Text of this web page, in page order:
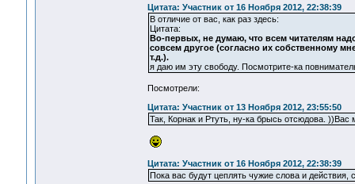
Цитата: Участник от 16 Ноября 2012, 22:38:39
В отличие от вас, как раз здесь:
Цитата:
Во-первых, не думаю, что всем читателям
совсем другое (согласно их собственному
т.д.).
я даю им эту свободу. Посмотрите-ка
Посмотрели:
Цитата: Участник от 13 Ноября 2012, 23:55:50
Так, Корнак и Ртуть, ну-ка брысь отсюдова.
Цитата: Участник от 16 Ноября 2012, 22:38:39
Пока вас будут цеплять чужие слова и